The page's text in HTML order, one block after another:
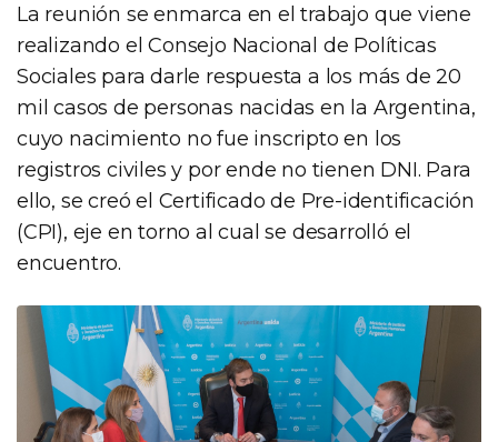
La reunión se enmarca en el trabajo que viene
realizando el Consejo Nacional de Políticas
Sociales para darle respuesta a los más de 20
mil casos de personas nacidas en la Argentina,
cuyo nacimiento no fue inscripto en los
registros civiles y por ende no tienen DNI. Para
ello, se creó el Certificado de Pre-identificación
(CPI), eje en torno al cual se desarrolló el
encuentro.